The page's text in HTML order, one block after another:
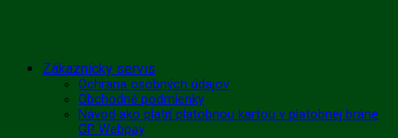
Skip
Zákaznícky servis
Ochrana osobných údajov
Obchodné podmienky
Návod ako platiť platobnou kartou v platobnej bráne
GP Webpay